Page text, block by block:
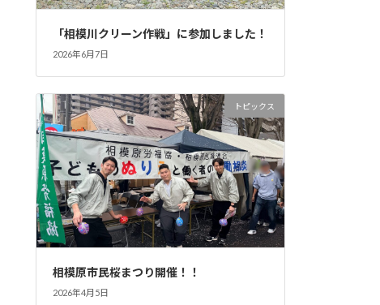
「相模川クリーン作戦」に参加しました！
2026年6月7日
トピックス
相模原市民桜まつり開催！！
2026年4月5日